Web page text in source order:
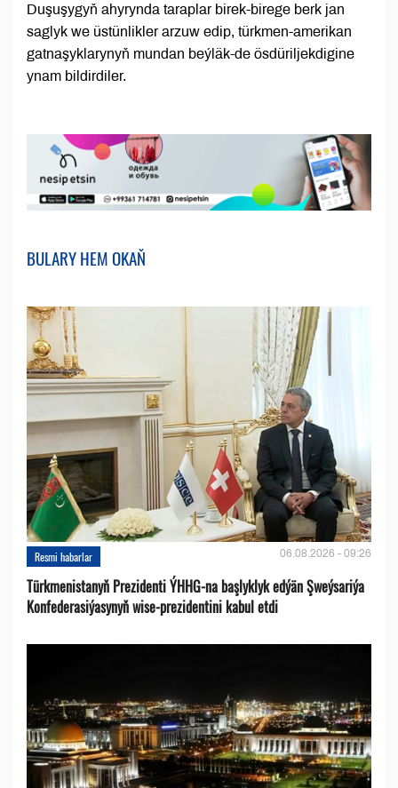
Duşuşygyň ahyrynda taraplar birek-birege berk jan
saglyk we üstünlikler arzuw edip, türkmen-amerikan
gatnaşyklarynyň mundan beýläk-de ösdüriljekdigine
ynam bildirdiler.
BULARY HEM OKAŇ
Resmi habarlar 06.08.2026 - 09:26
Türkmenistanyň Prezidenti ÝHHG-na başlyklyk edýän Şweýsariýa
Konfederasiýasynyň wise-prezidentini kabul etdi